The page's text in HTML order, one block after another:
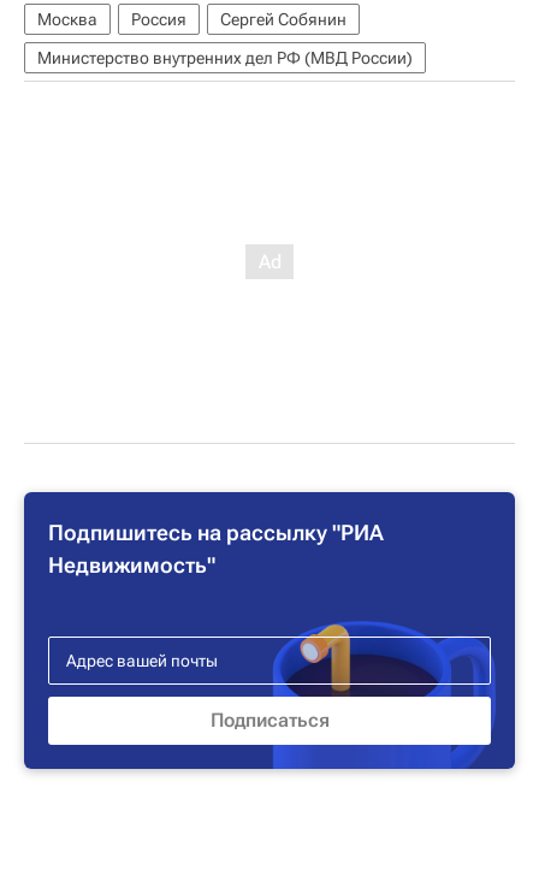
Москва Россия
Сергей Собянин
Министерство внутренних дел РФ (МВД России)
Подпишитесь на рассылку "РИА
Недвижимость"